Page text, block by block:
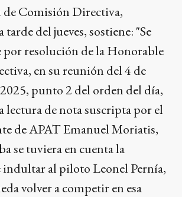
de Comisión Directiva,
del jueves, sostiene: "Se
por resolución de la Honorable
en su reunión del 4 de
punto 2 del orden del día,
lectura de nota suscripta por el
de APAT Emanuel Moriatis,
se tuviera en cuenta la
al piloto Leonel Pernía,
volver a competir en esa